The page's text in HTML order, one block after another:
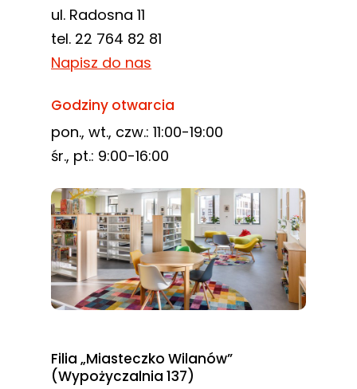
ul. Radosna 11
tel. 22 764 82 81
Napisz do nas
Godziny otwarcia
pon., wt., czw.: 11:00-19:00
śr., pt.: 9:00-16:00
Filia „Miasteczko Wilanów”
(Wypożyczalnia 137)